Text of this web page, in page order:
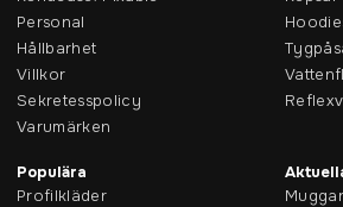
Personal
Hållbarhet
Villkor
Sekretesspolicy
Varumärken
Populära
Profilkläder
Muggar